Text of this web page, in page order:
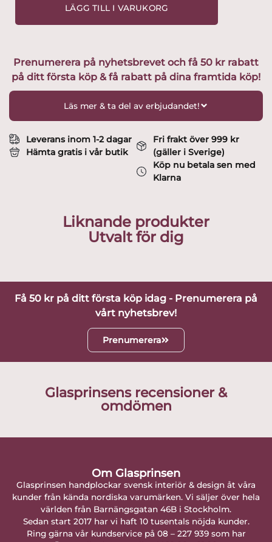
Design
Elis
Bergh
LÄGG TILL I VARUKORG
Prenumerera på nyhetsbrevet och få 50 kr rabatt
på ditt första köp & få rabatt på dina framtida köp!
Läs mer & ta del av erbjudandet!
Leverans inom 1-2 dagar
Hämta gratis i vår butik
Fri frakt över 999 kr
(gäller i Sverige)
Köp nu betala sen med
Klarna
Liknande produkter
Utvalt för dig
Få 50 kr på ditt första köp idag - Prenumerera på
vårt nyhetsbrev!
Prenumerera
Glasprinsens recensioner &
omdömen
Om Glasprinsen
Glasprinsen handplockar svensk interiör & design åt våra
kunder från kända nordiska varumärken. Vi säljer över hela
världen från Barnängsgatan 46B i Stockholm.
Sedan start 2017 har vi haft 10 tusentals nöjda kunder.
Ring gärna vår kundservice på 08 – 227 939 som har